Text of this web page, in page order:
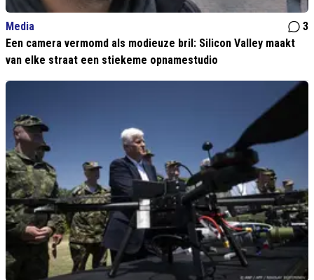
Media
3
Een camera vermomd als modieuze bril: Silicon Valley maakt
van elke straat een stiekeme opnamestudio